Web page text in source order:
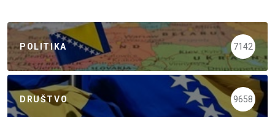
POLITIKA 7142
DRUŠTVO 9658